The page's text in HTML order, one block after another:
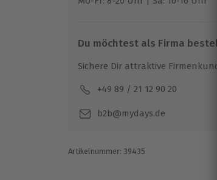
Du möchtest als Firma
Sichere Dir attraktive
+49 89 / 21 12 90 20
b2b@mydays.de
Artikelnummer: 39435